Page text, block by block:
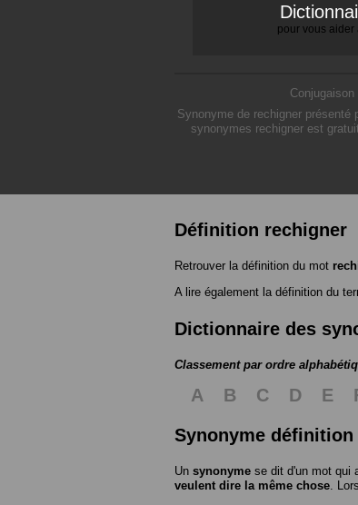
pour vous aider
Conjugaison
Synonyme de rechigner
synonymes rechigner est
Définition rechigner
Retrouver la définition du mot
A lire également la définition du
Dictionnaire des
Classement par ordre
A B C D E
Synonyme définition
Un synonyme se dit d'un mot qui
veulent dire la même chose .